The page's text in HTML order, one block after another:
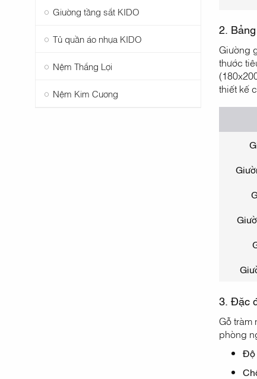
Giường tầng sắt KIDO
Tủ quần áo nhựa KIDO
Nệm Thắng Lợi
Nệm Kim Cương
2.
Giường
thước
thiết kế
3. Đặc
Gỗ tràm
phòng
Độ